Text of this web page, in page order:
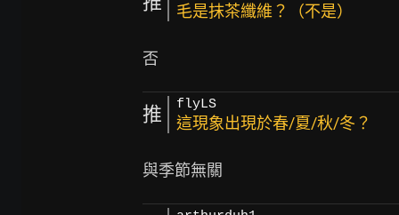
毛是抹茶纖維？（不是）
推 flyLS
這現象出現於春/夏/秋/冬？